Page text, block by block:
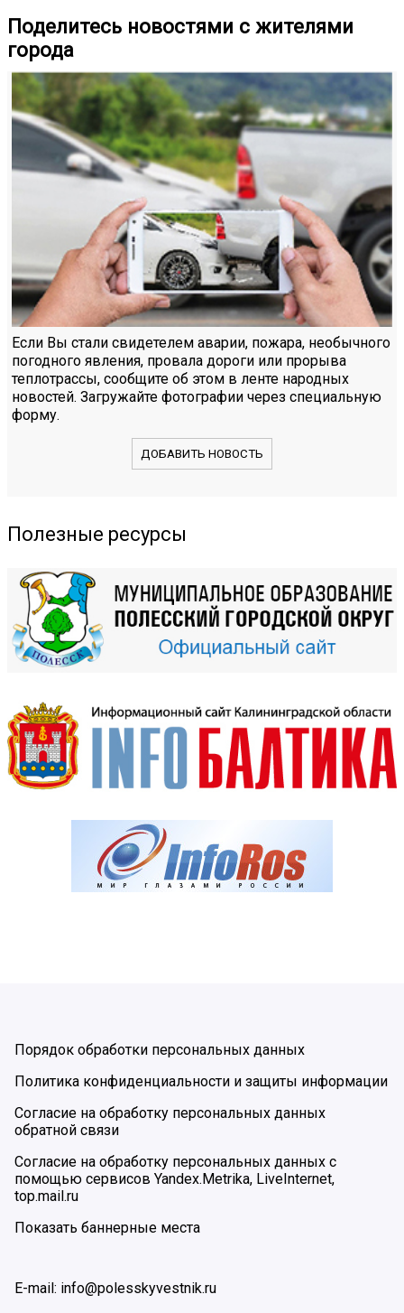
Поделитесь новостями с жителями
города
Если Вы стали свидетелем аварии, пожара, необычного
погодного явления, провала дороги или прорыва
теплотрассы, сообщите об этом в ленте народных
новостей. Загружайте фотографии через специальную
форму.
ДОБАВИТЬ НОВОСТЬ
Полезные ресурсы
Порядок обработки персональных данных
Политика конфиденциальности и защиты информации
Согласие на обработку персональных данных
обратной связи
Согласие на обработку персональных данных с
помощью сервисов Yandex.Metrika, LiveInternet,
top.mail.ru
Показать баннерные места
E-mail: info@polesskyvestnik.ru